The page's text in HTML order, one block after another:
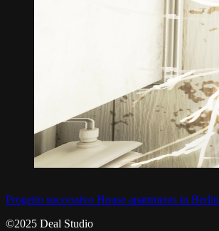
Progetto successivo House apartments in Berlin
©2025 Deal Studio